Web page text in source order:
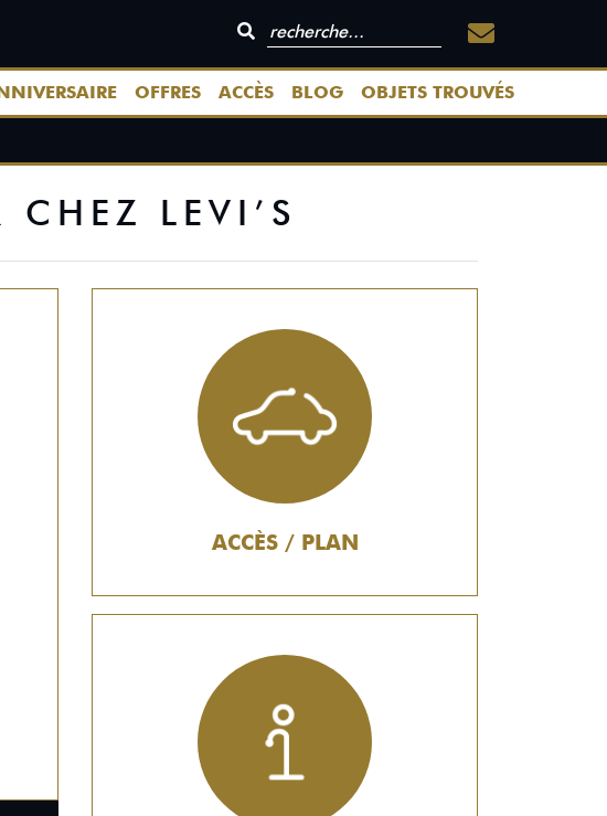
OFFRES ACCÈS BLOG OBJETS TROUVÉS
LEVI’S
ACCÈS / PLAN